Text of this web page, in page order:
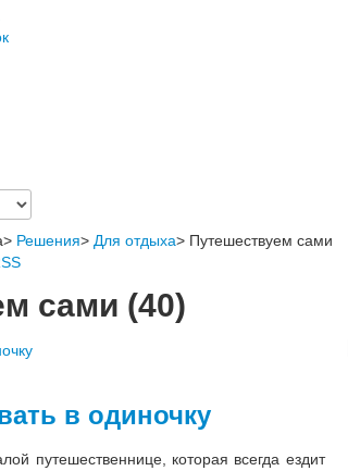
> Решения> Для отдыха> Путешествуем сами
сами (40)
в одиночку
путешественнице, которая всегда ездит